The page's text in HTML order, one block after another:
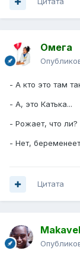
Омега
- А кто это там
- А, это Катька...
- Рожает, что ли?
- Нет,
Цитата